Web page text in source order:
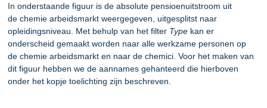
In onderstaande figuur is de absolute pensioenuitstroom uit
de chemie arbeidsmarkt weergegeven, uitgesplitst naar
opleidingsniveau. Met behulp van het filter Type kan er
onderscheid gemaakt worden naar alle werkzame personen op
de chemie arbeidsmarkt en naar de chemici. Voor het maken van
dit figuur hebben we de aannames gehanteerd die hierboven
onder het kopje toelichting zijn beschreven.